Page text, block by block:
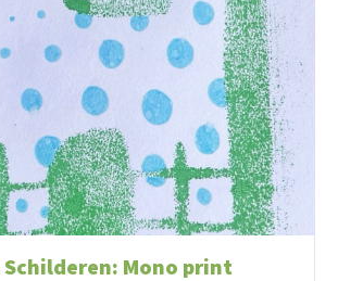
Schilderen: Mono print